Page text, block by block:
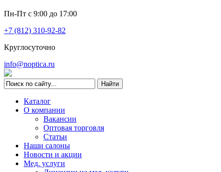
Пн-Пт с 9:00 до 17:00
+7 (812) 310-92-82
Круглосуточно
info@noptica.ru
Каталог
О компании
Вакансии
Оптовая торговля
Статьи
Наши салоны
Новости и акции
Мед. услуги